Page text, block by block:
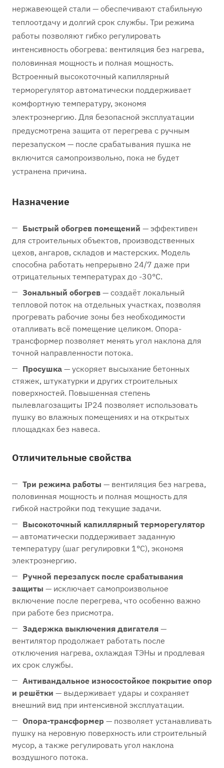
нержавеющей стали — обеспечивают стабильную
теплоотдачу и долгий срок службы. Три режима
работы позволяют гибко регулировать
интенсивность обогрева: вентиляция без нагрева,
половинная мощность и полная мощность.
Встроенный высокоточный капиллярный
терморегулятор автоматически поддерживает
комфортную температуру, экономя
электроэнергию. Для безопасной эксплуатации
предусмотрена защита от перегрева с ручным
перезапуском — после срабатывания пушка не
включится самопроизвольно, пока не будет
устранена причина.
Назначение
Быстрый обогрев помещений — эффективен
для строительных объектов, производственных
цехов, ангаров, складов и мастерских. Модель
способна работать непрерывно 24/7 даже при
отрицательных температурах до -30°С.
Зональный обогрев — создаёт локальный
тепловой поток на отдельных участках, позволяя
прогревать рабочие зоны без необходимости
отапливать всё помещение целиком. Опора-
трансформер позволяет менять угол наклона для
точной направленности потока.
Просушка — ускоряет высыхание бетонных
стяжек, штукатурки и других строительных
поверхностей. Повышенная степень
пылевлагозащиты IP24 позволяет использовать
пушку во влажных помещениях и на открытых
площадках без навеса.
Отличительные свойства
Три режима работы — вентиляция без нагрева,
половинная мощность и полная мощность для
гибкой настройки под текущие задачи.
Высокоточный капиллярный терморегулятор
— автоматически поддерживает заданную
температуру (шаг регулировки 1°С), экономя
электроэнергию.
Ручной перезапуск после срабатывания
защиты — исключает самопроизвольное
включение после перегрева, что особенно важно
при работе без присмотра.
Задержка выключения двигателя —
вентилятор продолжает работать после
отключения нагрева, охлаждая ТЭНы и продлевая
их срок службы.
Антивандальное износостойкое покрытие опор
и решётки — выдерживает удары и сохраняет
внешний вид при интенсивной эксплуатации.
Опора-трансформер — позволяет устанавливать
пушку на неровную поверхность или строительный
мусор, а также регулировать угол наклона
воздушного потока.